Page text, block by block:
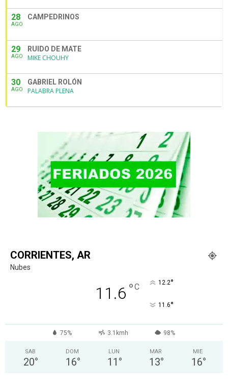
28
AGO
CAMPEDRINOS
29
AGO
RUIDO DE MATE
MIKE CHOUHY
30
AGO
GABRIEL ROLÓN
PALABRA PLENA
CORRIENTES, AR
Nubes
11.6 °C 12.2°
11.6°
75% 3.1kmh 98%
SAB
20°
DOM
16°
LUN
11 °
MAR
13°
MIE
16°